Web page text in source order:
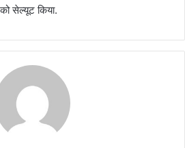
सेल्यूट किया.